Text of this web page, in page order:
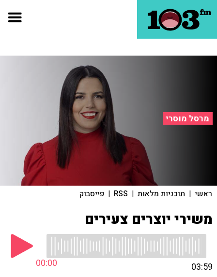
מרסל מוסרי
ראשי | תוכניות מלאות |
RSS
| פייסבוק
משירי יוצרים צעירים
00:00 03:59